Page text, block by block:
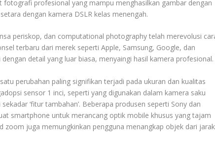
profesional yang mampu menghasilkan gambar dengan
dengan kamera DSLR kelas menengah.
periskop, dan computational photography telah merevolusi
terbaru dari merek seperti Apple, Samsung, Google, dan
detail yang luar biasa, menyaingi hasil kamera profesional.
perubahan paling signifikan terjadi pada ukuran dan kualitas
sensor 1 inci, seperti yang digunakan dalam kamera saku
‘fitur tambahan’. Beberapa produsen seperti Sony dan
smartphone untuk merancang optik mobile khusus yang tajam
zoom juga memungkinkan pengguna menangkap objek dari jarak